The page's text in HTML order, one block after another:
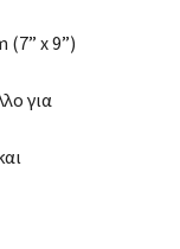
(7” x 9”)
για